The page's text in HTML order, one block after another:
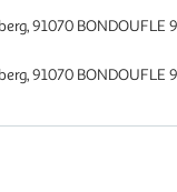
91070
91070